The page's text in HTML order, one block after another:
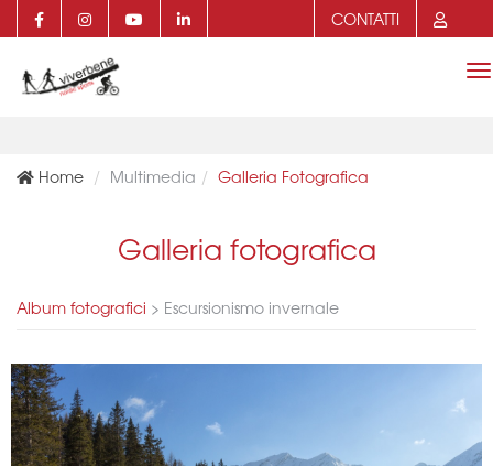
CONTATTI
Home Multimedia Galleria Fotografica
Galleria fotografica
Album fotografici > Escursionismo invernale